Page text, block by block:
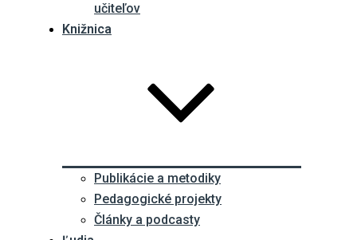
učiteľov
Knižnica
Publikácie a metodiky
Pedagogické projekty
Články a podcasty